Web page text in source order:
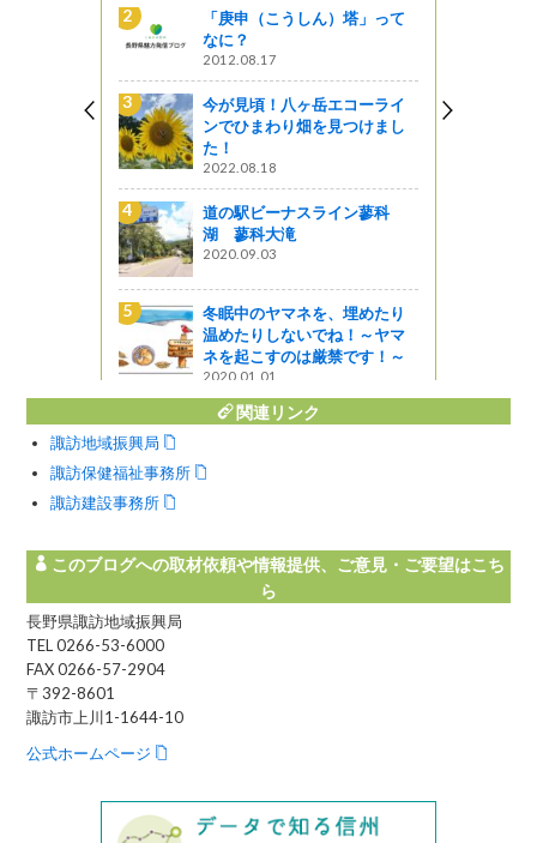
「庚申（こうしん）塔」って
なに？
2012.08.17
今が見頃！八ヶ岳エコーライ
ンでひまわり畑を見つけまし
た！
2022.08.18
道の駅ビーナスライン蓼科
湖 蓼科大滝
2020.09.03
冬眠中のヤマネを、埋めたり
温めたりしないでね！～ヤマ
ネを起こすのは厳禁です！～
2020.01.01
関連リンク
諏訪地域振興局
諏訪保健福祉事務所
諏訪建設事務所
このブログへの取材依頼や情報提供、ご意見・ご要望はこち
ら
長野県諏訪地域振興局
TEL 0266-53-6000
FAX 0266-57-2904
〒392-8601
諏訪市上川1-1644-10
公式ホームページ